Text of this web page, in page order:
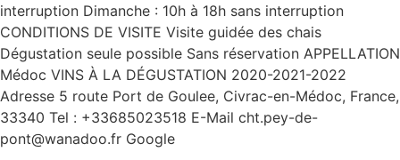
interruption Dimanche : 10h à 18h sans interruption
CONDITIONS DE VISITE Visite guidée des chais
Dégustation seule possible Sans réservation APPELLATION
Médoc VINS À LA DÉGUSTATION 2020-2021-2022
Adresse 5 route Port de Goulee, Civrac-en-Médoc, France,
33340 Tel : +33685023518 E-Mail cht.pey-de-
pont@wanadoo.fr Google